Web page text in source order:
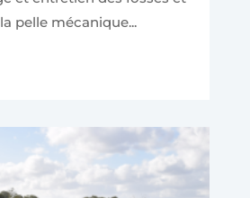
pelle mécanique...